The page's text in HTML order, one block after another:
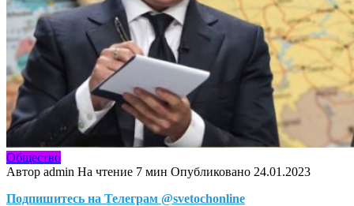
Общество
Автор admin На чтение 7 мин Опубликовано 24.01.2023
Подпишитесь на Телеграм @svetochonline